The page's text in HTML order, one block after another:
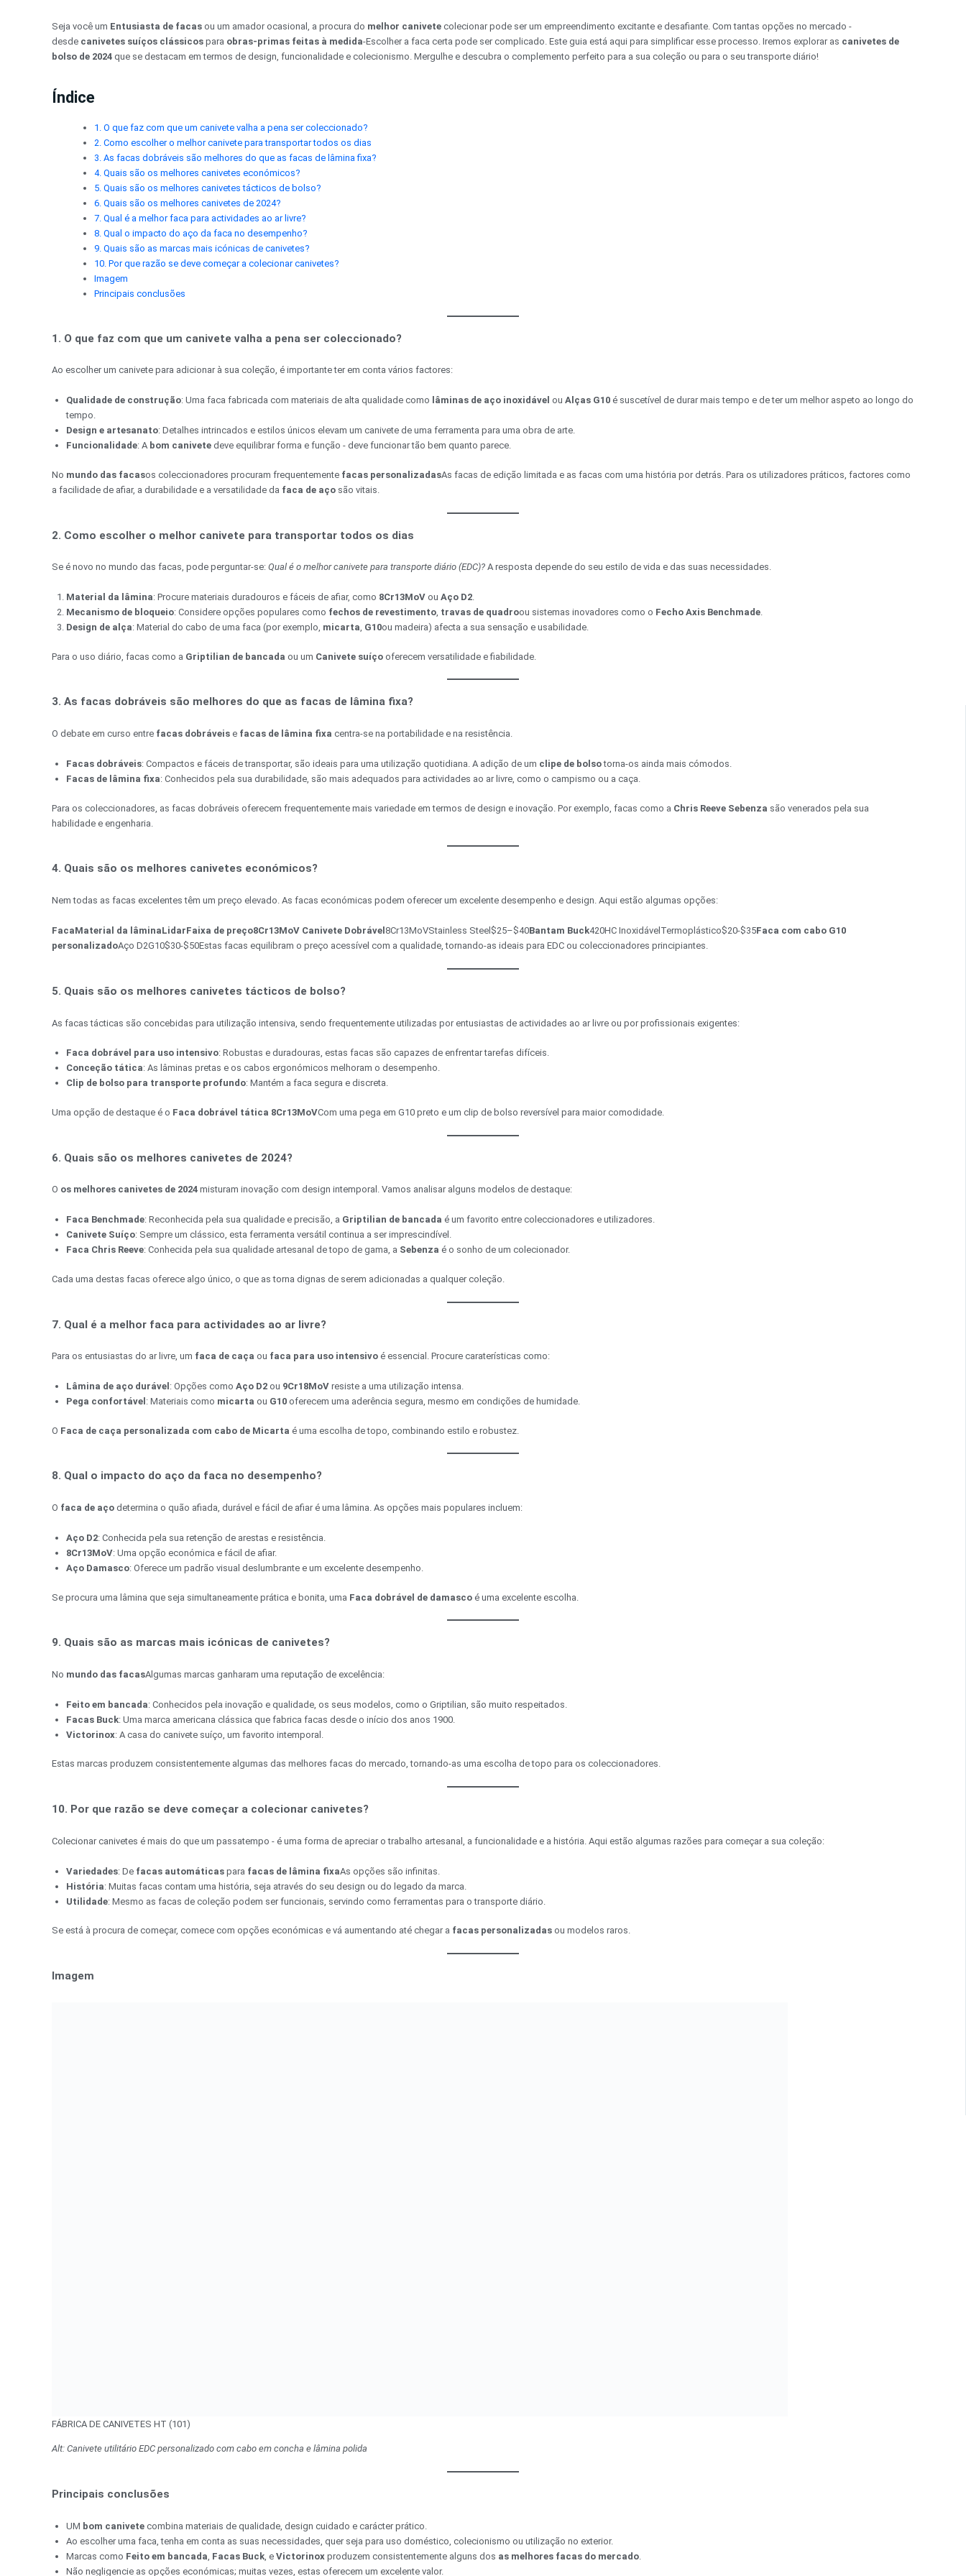
Seja você um Entusiasta de facas ou um amador ocasional, a procura do melhor canivete colecionar pode ser um empreendimento excitante e desafiante. Com tantas opções no mercado -
desde canivetes suíços clássicos para obras-primas feitas à medida-Escolher a faca certa pode ser complicado. Este guia está aqui para simplificar esse processo. Iremos explorar as canivetes de
bolso de 2024 que se destacam em termos de design, funcionalidade e colecionismo. Mergulhe e descubra o complemento perfeito para a sua coleção ou para o seu transporte diário!
Índice
1. O que faz com que um canivete valha a pena ser coleccionado?
2. Como escolher o melhor canivete para transportar todos os dias
3. As facas dobráveis são melhores do que as facas de lâmina fixa?
4. Quais são os melhores canivetes económicos?
5. Quais são os melhores canivetes tácticos de bolso?
6. Quais são os melhores canivetes de 2024?
7. Qual é a melhor faca para actividades ao ar livre?
8. Qual o impacto do aço da faca no desempenho?
9. Quais são as marcas mais icónicas de canivetes?
10. Por que razão se deve começar a colecionar canivetes?
Imagem
Principais conclusões
1. O que faz com que um canivete valha a pena ser coleccionado?
Ao escolher um canivete para adicionar à sua coleção, é importante ter em conta vários factores:
Qualidade de construção: Uma faca fabricada com materiais de alta qualidade como lâminas de aço inoxidável ou Alças G10 é suscetível de durar mais tempo e de ter um melhor aspeto ao longo do
tempo.
Design e artesanato: Detalhes intrincados e estilos únicos elevam um canivete de uma ferramenta para uma obra de arte.
Funcionalidade: A bom canivete deve equilibrar forma e função - deve funcionar tão bem quanto parece.
No mundo das facasos coleccionadores procuram frequentemente facas personalizadasAs facas de edição limitada e as facas com uma história por detrás. Para os utilizadores práticos, factores como
a facilidade de afiar, a durabilidade e a versatilidade da faca de aço são vitais.
2. Como escolher o melhor canivete para transportar todos os dias
Se é novo no mundo das facas, pode perguntar-se: Qual é o melhor canivete para transporte diário (EDC)? A resposta depende do seu estilo de vida e das suas necessidades.
Material da lâmina: Procure materiais duradouros e fáceis de afiar, como 8Cr13MoV ou Aço D2.
Mecanismo de bloqueio: Considere opções populares como fechos de revestimento, travas de quadroou sistemas inovadores como o Fecho Axis Benchmade.
Design de alça: Material do cabo de uma faca (por exemplo, micarta, G10ou madeira) afecta a sua sensação e usabilidade.
Para o uso diário, facas como a Griptilian de bancada ou um Canivete suíço oferecem versatilidade e fiabilidade.
3. As facas dobráveis são melhores do que as facas de lâmina fixa?
O debate em curso entre facas dobráveis e facas de lâmina fixa centra-se na portabilidade e na resistência.
Facas dobráveis: Compactos e fáceis de transportar, são ideais para uma utilização quotidiana. A adição de um clipe de bolsotorna-os ainda mais cómodos.
Facas de lâmina fixa: Conhecidos pela sua durabilidade, são mais adequados para actividades ao ar livre, como o campismo ou a caça.
Para os coleccionadores, as facas dobráveis oferecem frequentemente mais variedade em termos de design e inovação. Por exemplo, facas como a Chris Reeve Sebenza são venerados pela sua
habilidade e engenharia.
4. Quais são os melhores canivetes económicos?
Nem todas as facas excelentes têm um preço elevado. As facas económicas podem oferecer um excelente desempenho e design. Aqui estão algumas opções:
FacaMaterial da lâminaLidarFaixa de preço8Cr13MoV Canivete Dobrável 8Cr13MoVStainless Steel$25–$40Bantam Buck420HC InoxidávelTermoplástico$20-$35Faca com cabo G10
personalizadoAço D2G10$30-$50Estas facas equilibram o preço acessível com a qualidade, tornando-as ideais para EDC ou coleccionadores principiantes.
5. Quais são os melhores canivetes tácticos de bolso?
As facas tácticas são concebidas para utilização intensiva, sendo frequentemente utilizadas por entusiastas de actividades ao ar livre ou por profissionais exigentes:
Faca dobrável para uso intensivo: Robustas e duradouras, estas facas são capazes de enfrentar tarefas difíceis.
Conceção tática: As lâminas pretas e os cabos ergonómicos melhoram o desempenho.
Clip de bolso para transporte profundo: Mantém a faca segura e discreta.
Uma opção de destaque é o Faca dobrável tática 8Cr13MoVCom uma pega em G10 preto e um clip de bolso reversível para maior comodidade.
6. Quais são os melhores canivetes de 2024?
O os melhores canivetes de 2024 misturam inovação com design intemporal. Vamos analisar alguns modelos de destaque:
Faca Benchmade: Reconhecida pela sua qualidade e precisão, a Griptilian de bancada é um favorito entre coleccionadores e utilizadores.
Canivete Suíço: Sempre um clássico, esta ferramenta versátil continua a ser imprescindível.
Faca Chris Reeve: Conhecida pela sua qualidade artesanal de topo de gama, a Sebenza é o sonho de um colecionador.
Cada uma destas facas oferece algo único, o que as torna dignas de serem adicionadas a qualquer coleção.
7. Qual é a melhor faca para actividades ao ar livre?
Para os entusiastas do ar livre, um faca de caça ou faca para uso intensivo é essencial. Procure caraterísticas como:
Lâmina de aço durável : Opções como Aço D2 ou 9Cr18MoV resiste a uma utilização intensa.
Pega confortável : Materiais como micarta ou G10 oferecem uma aderência segura, mesmo em condições de humidade.
O Faca de caça personalizada com cabo de Micarta é uma escolha de topo, combinando estilo e robustez.
8. Qual o impacto do aço da faca no desempenho?
O faca de aço determina o quão afiada, durável e fácil de afiar é uma lâmina. As opções mais populares incluem:
Aço D2: Conhecida pela sua retenção de arestas e resistência.
8Cr13MoV: Uma opção económica e fácil de afiar.
Aço Damasco: Oferece um padrão visual deslumbrante e um excelente desempenho.
Se procura uma lâmina que seja simultaneamente prática e bonita, uma Faca dobrável de damasco é uma excelente escolha.
9. Quais são as marcas mais icónicas de canivetes?
No mundo das facasAlgumas marcas ganharam uma reputação de excelência:
Feito em bancada: Conhecidos pela inovação e qualidade, os seus modelos, como o Griptilian, são muito respeitados.
Facas Buck: Uma marca americana clássica que fabrica facas desde o início dos anos 1900.
Victorinox: A casa do canivete suíço, um favorito intemporal.
Estas marcas produzem consistentemente algumas das melhores facas do mercado, tornando-as uma escolha de topo para os coleccionadores.
10. Por que razão se deve começar a colecionar canivetes?
Colecionar canivetes é mais do que um passatempo - é uma forma de apreciar o trabalho artesanal, a funcionalidade e a história. Aqui estão algumas razões para começar a sua coleção:
Variedades: De facas automáticas para facas de lâmina fixaAs opções são infinitas.
História: Muitas facas contam uma história, seja através do seu design ou do legado da marca.
Utilidade: Mesmo as facas de coleção podem ser funcionais, servindo como ferramentas para o transporte diário.
Se está à procura de começar, comece com opções económicas e vá aumentando até chegar a facas personalizadas ou modelos raros.
Imagem
FÁBRICA DE CANIVETES HT (101)
Alt: Canivete utilitário EDC personalizado com cabo em concha e lâmina polida
Principais conclusões
UM bom canivete combina materiais de qualidade, design cuidado e carácter prático.
Ao escolher uma faca, tenha em conta as suas necessidades, quer seja para uso doméstico, colecionismo ou utilização no exterior.
Marcas como Feito em bancada Facas Buck , e Victorinox produzem consistentemente alguns dos as melhores facas do mercado
Não negligencie as opções económicas; muitas vezes, estas oferecem um excelente valor.